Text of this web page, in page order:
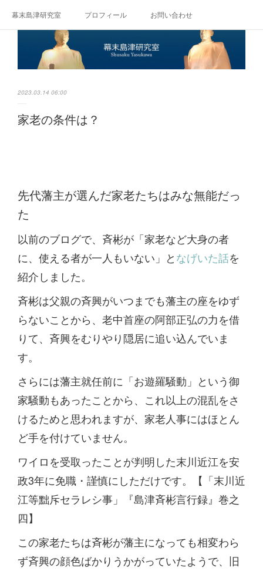
幕末島津研究室 プロフィール お問い合わせ
2023.03.14 06:00
家老の条件は？
先代藩主が選んだ家老たちはみな無能だっ
た
以前のブログで、斉彬が「家老など大身の者
に、使える者が一人もいない」となげいた話を
紹介しました。
斉彬は父親の斉興がいつまでも藩主の座をゆず
らないことから、老中首座の阿部正弘の力を借
りて、斉興をむりやり隠居に追い込んでいま
す。
さらには藩主就任前に「お遊羅騒動」という御
家騒動もあったことから、これ以上の混乱をさ
けるためと思われますが、家老人事にはほとん
ど手を付けていません。
ワイロを受取ったことが判明した末川近江を安
政3年に免職・謹慎にしただけです。【「末川近
江等黜斥セラレシ事」『島津斉彬言行録』巻之
四】
この家老たちは斉彬が藩主になっても相変わら
ず斉興の顔色ばかりうかがっていたようで、旧